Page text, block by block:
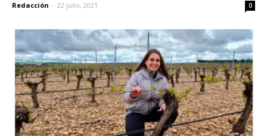
Redacción - 22 julio, 2021 0